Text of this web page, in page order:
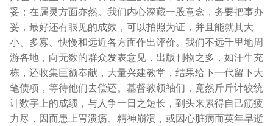
妥；在属灵方面亦然。我们内心深藏一股意念，务要把事办
妥，最好还有眼见的成效，可以拍照为证，并且能就其大
小、多寡、快慢和远近各方面作出评价。我们不远千里地周
游各地，向无数的群众发表意见，出版刊物之多，如汗牛充
栋，还收集巨额奉献，大量兴建教堂，结果给下一代留下大
笔债项，等待他们去偿还。基督教领袖们，竟然斤斤计较统
计数字上的成绩，与人争一日之短长，到头来累得自己筋疲
力尽，因而患上胃溃疡、精神崩溃，或因心脏病而英年早逝